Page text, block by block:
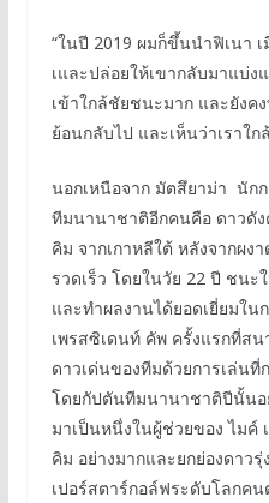
“ในปี 2019 ผมก็ขึ้นนำฟิเนา
เและปล่อยให้เขากลับมาแบ่ง
เข้าใกล้ชัยชนะมาก และยังค
ย้อนกลับไป และเห็นว่าเราใก
นอกเหนือจาก มัตสึยาม่า นัก
ทีมนานาชาติอีกคนคือ ดาวดัง
คิม จากเกาหลีใต้ หลังจากผง
รวดเร็ว โดยในวัย 22 ปี ชนะ
และทำผลงานได้ยอดเยี่ยมใ
เพรสซิเดนท์ คัพ ครั้งแรกที่ส
ดาวเด่นของทีมด้วยการเล่น
โดยกัปตันทีมนานาชาติปีนั้นอ
มาเป็นหนึ่งในผู้ช่วยของ ไมค์
คิม อย่างมากและยกย่องดาว
เปอร์สตาร์กอล์ฟระดับโลกคน